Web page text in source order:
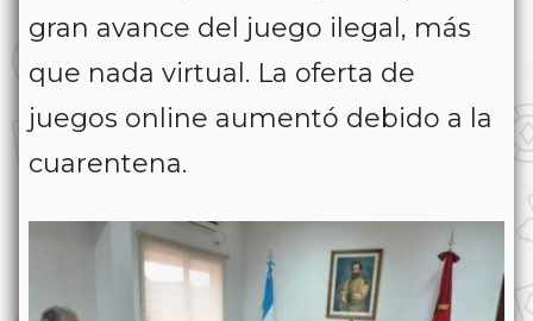
gran avance del juego ilegal, más
que nada virtual. La oferta de
juegos online aumentó debido a la
cuarentena.